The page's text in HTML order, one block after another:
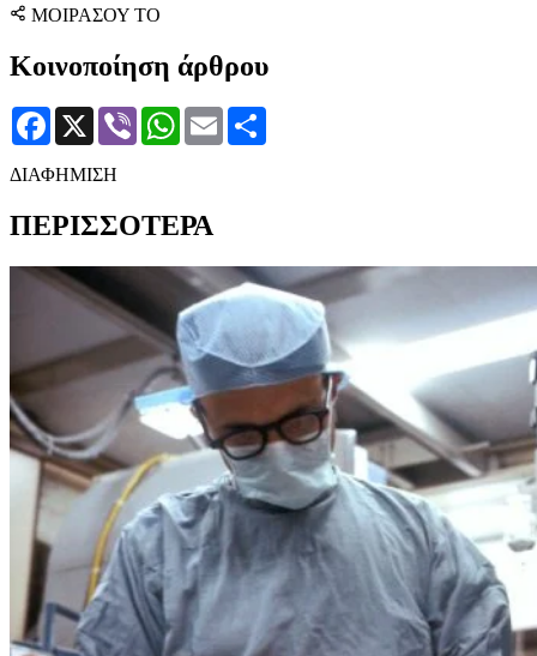
ΜΟΙΡΑΣΟΥ ΤΟ
Κοινοποίηση άρθρου
Facebook
X Viber WhatsApp
Email
ΔΙΑΦΗΜΙΣΗ
ΠΕΡΙΣΣΟΤΕΡΑ